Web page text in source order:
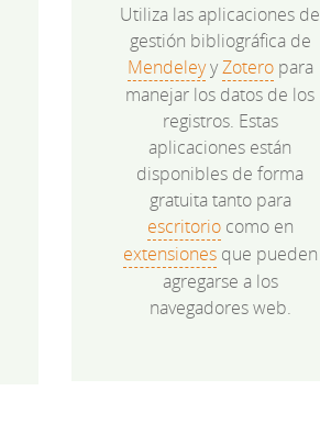
Utiliza las aplicaciones de
gestión bibliográfica de
MendeleyyZoteropara
manejar los datos de los
registros. Estas
aplicaciones están
disponibles de forma
gratuita tanto para
escritoriocomo en
extensionesque pueden
agregarse a los
navegadores web.